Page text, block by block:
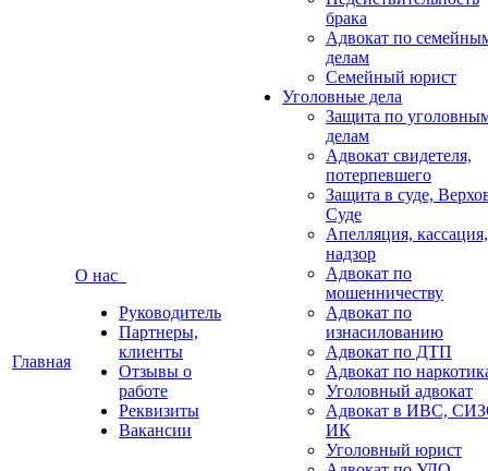
Главная
О нас
Руководитель
Партнеры,
клиенты
Отзывы о
работе
Реквизиты
Вакансии
брака
Адвокат по
делам
Семейный юрист
Уголовные дела
Защита по
делам
Адвокат свидетеля,
потерпевшего
Защита в суде,
Суде
Апелляция, кассация,
надзор
Адвокат по
мошенничеству
Адвокат по
изнасилованию
Адвокат по ДТП
Адвокат по
Уголовный адвокат
Адвокат в ИВС,
ИК
Уголовный юрист